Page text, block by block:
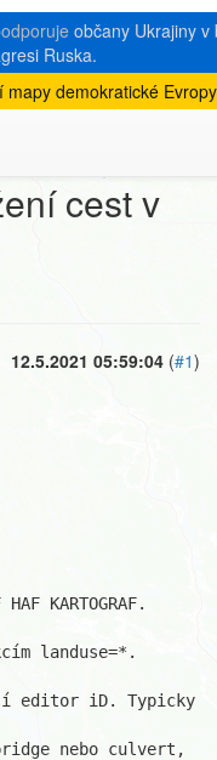
občany Ukrajiny v
Ruska.
demokratické
|
-
cest v
12.5.2021 05:59:04 (#1)
KARTOGRAF.
landuse=*.
editor iD. Typicky
nebo culvert,